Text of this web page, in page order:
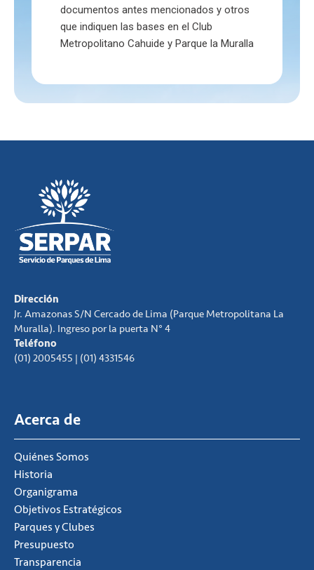
documentos antes mencionados y otros
que indiquen las bases en el Club
Metropolitano Cahuide y Parque la Muralla
Dirección
Jr. Amazonas S/N Cercado de Lima (Parque Metropolitana La
Muralla). Ingreso por la puerta N° 4
Teléfono
(01) 2005455 | (01) 4331546
Acerca de
Quiénes Somos
Historia
Organigrama
Objetivos Estratégicos
Parques y Clubes
Presupuesto
Transparencia